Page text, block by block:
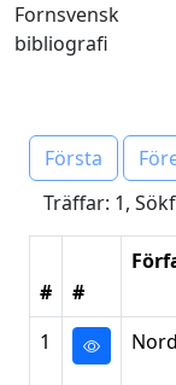
Fornsvensk
bibliografi
Första
Träffar: 1,
# #
1